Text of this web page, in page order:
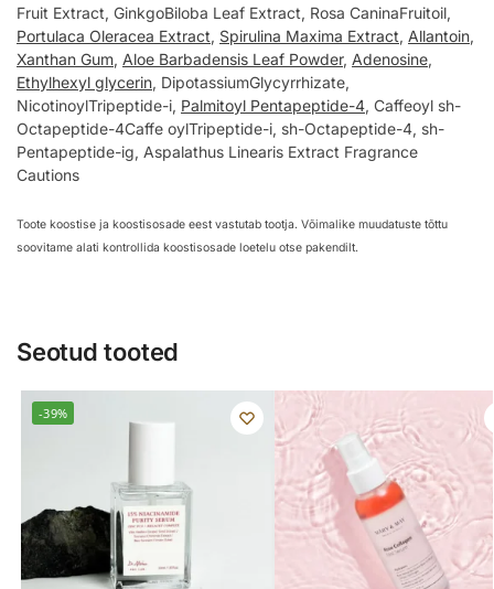
Fruit Extract, GinkgoBiloba Leaf Extract, Rosa CaninaFruitoil,
Portulaca Oleracea Extract, Spirulina Maxima Extract, Allantoin,
Xanthan Gum, Aloe Barbadensis Leaf Powder, Adenosine,
Ethylhexyl glycerin, DipotassiumGlycyrrhizate,
NicotinoylTripeptide-i, Palmitoyl Pentapeptide-4, Caffeoyl sh-
Octapeptide-4Caffe oylTripeptide-i, sh-Octapeptide-4, sh-
Pentapeptide-ig, Aspalathus Linearis Extract Fragrance
Cautions
Toote koostise ja koostisosade eest vastutab tootja. Võimalike muudatuste tõttu
soovitame alati kontrollida koostisosade loetelu otse pakendilt.
Seotud tooted
-39%